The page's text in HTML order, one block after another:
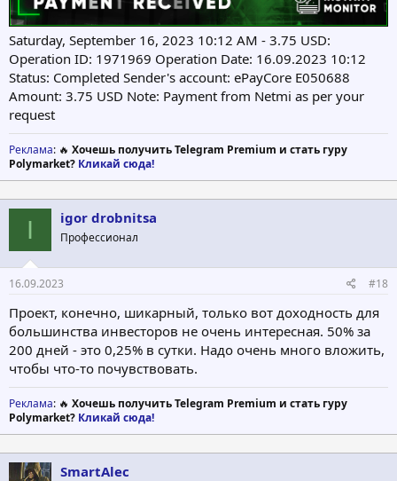
Saturday, September 16, 2023 10:12 AM - 3.75 USD:
Operation ID: 1971969 Operation Date: 16.09.2023 10:12
Status: Completed Sender's account: ePayCore E050688
Amount: 3.75 USD Note: Payment from Netmi as per your
request
Реклама: 🔥 Хочешь получить Telegram Premium и стать гуру
Polymarket? Кликай сюда!
I igor drobnitsa
Профессионал
16.09.2023 #18
Проект, конечно, шикарный, только вот доходность для
большинства инвесторов не очень интересная. 50% за
200 дней - это 0,25% в сутки. Надо очень много вложить,
чтобы что-то почувствовать.
Реклама: 🔥 Хочешь получить Telegram Premium и стать гуру
Polymarket? Кликай сюда!
SmartAlec